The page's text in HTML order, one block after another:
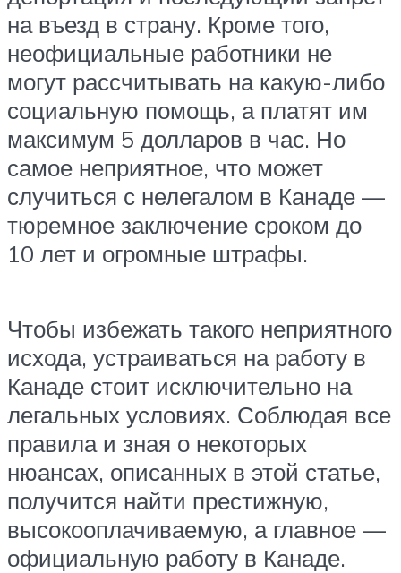
на въезд в страну. Кроме того,
неофициальные работники не
могут рассчитывать на какую-либо
социальную помощь, а платят им
максимум 5 долларов в час. Но
самое неприятное, что может
случиться с нелегалом в Канаде —
тюремное заключение сроком до
10 лет и огромные штрафы.
Чтобы избежать такого неприятного
исхода, устраиваться на работу в
Канаде стоит исключительно на
легальных условиях. Соблюдая все
правила и зная о некоторых
нюансах, описанных в этой статье,
получится найти престижную,
высокооплачиваемую, а главное —
официальную работу в Канаде.